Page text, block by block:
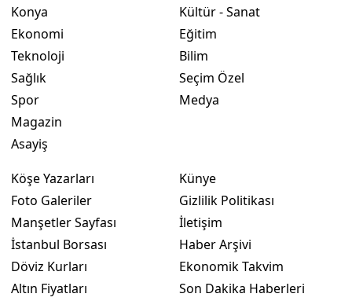
Konya
Ekonomi
Teknoloji
Sağlık
Spor
Magazin
Asayiş
Kültür - Sanat
Eğitim
Bilim
Seçim Özel
Medya
Köşe Yazarları
Foto Galeriler
Manşetler Sayfası
İstanbul Borsası
Döviz Kurları
Altın Fiyatları
Künye
Gizlilik Politikası
İletişim
Haber Arşivi
Ekonomik Takvim
Son Dakika Haberleri